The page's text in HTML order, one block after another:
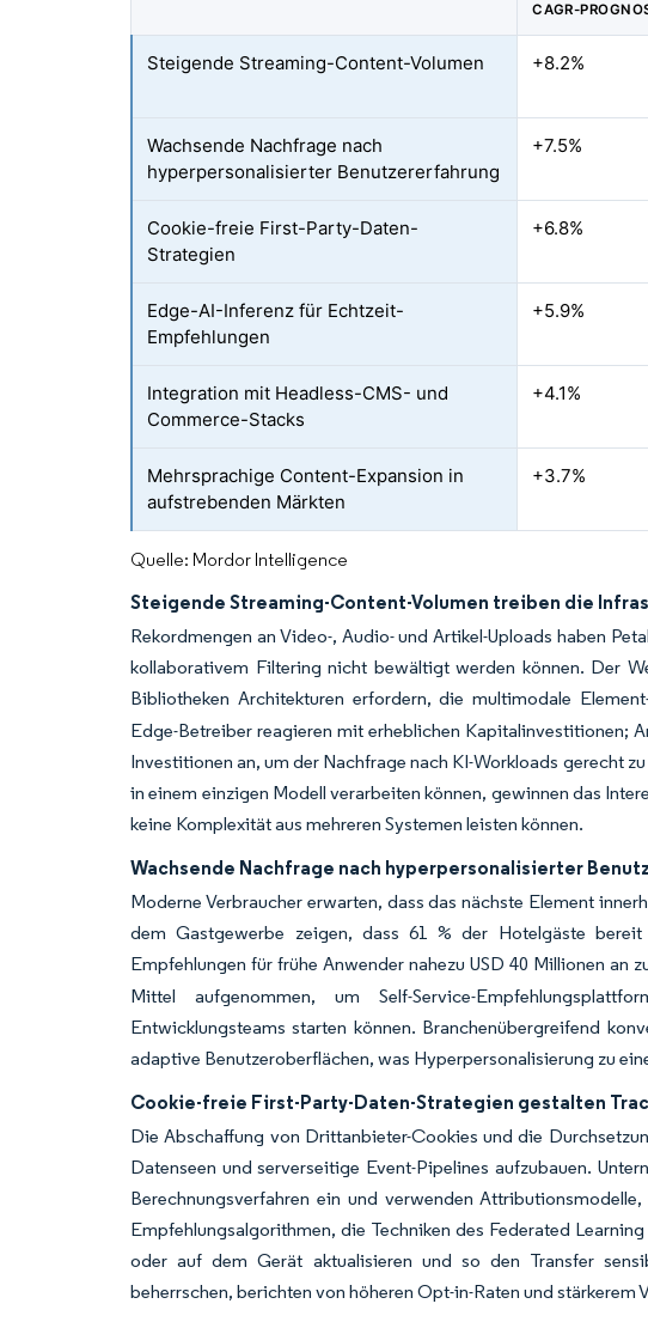
CAGR-
Steigende Streaming-Content-Volumen +8.2%
Wachsende Nachfrage nach
hyperpersonalisierter Benutzererfahrung
+7.5%
Cookie-freie First-Party-Daten-
Strategien
+6.8%
Edge-AI-Inferenz für Echtzeit-
Empfehlungen
+5.9%
Integration mit Headless-CMS- und
Commerce-Stacks
+4.1%
Mehrsprachige Content-Expansion in
aufstrebenden Märkten
+3.7%
Quelle: Mordor Intelligence
Steigende Streaming-Content-Volumen treiben die
Rekordmengen an Video-, Audio- und Artikel-Uploads haben
kollaborativem Filtering nicht bewältigt werden können. Der
Bibliotheken Architekturen erfordern, die multimodale
Edge-Betreiber reagieren mit erheblichen Kapitalinvestitionen;
Investitionen an, um der Nachfrage nach KI-Workloads gerecht
in einem einzigen Modell verarbeiten können, gewinnen das
keine Komplexität aus mehreren Systemen leisten können.
Wachsende Nachfrage nach hyperpersonalisierter
Moderne Verbraucher erwarten, dass das nächste Element
dem Gastgewerbe zeigen, dass 61 % der Hotelgäste
Empfehlungen für frühe Anwender nahezu USD 40 Millionen an
Mittel aufgenommen, um Self-Service-
Entwicklungsteams starten können. Branchenübergreifend
adaptive Benutzeroberflächen, was Hyperpersonalisierung zu
Cookie-freie First-Party-Daten-Strategien gestalten
Die Abschaffung von Drittanbieter-Cookies und die
Datenseen und serverseitige Event-Pipelines aufzubauen.
Berechnungsverfahren ein und verwenden
Empfehlungsalgorithmen, die Techniken des Federated
oder auf dem Gerät aktualisieren und so den Transfer
beherrschen, berichten von höheren Opt-in-Raten und stärkerem